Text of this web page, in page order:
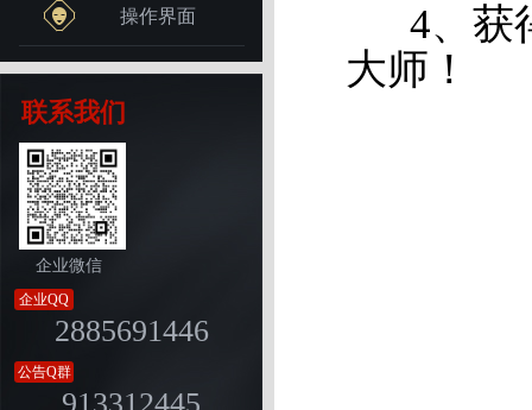
操作界面
联系我们
企业微信
企业QQ
2885691446
公告Q群
4、获
大师！